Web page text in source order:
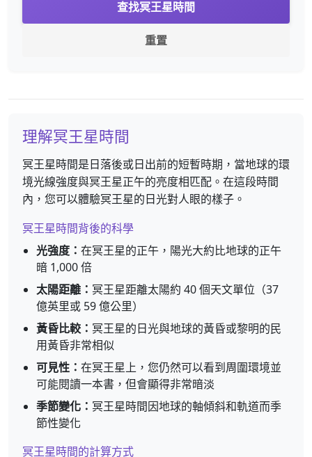
查找冥王星時間
重置
理解冥王星時間
冥王星時間是日落後或日出前的短暫時期，當地球的環
境光線強度與冥王星正午的亮度相匹配。在這段時間
內，您可以體驗冥王星的日光對人眼的樣子。
冥王星時間背後的科學
光強度： 在冥王星的正午，陽光大約比地球的正午
暗 1,000 倍
太陽距離： 冥王星距離太陽約 40 個天文單位（37
億英里或 59 億公里）
黃昏比較： 冥王星的日光與地球的黃昏或黎明的民
用黃昏非常相似
可見性： 在冥王星上，您仍然可以看到周圍環境並
可能閱讀一本書，但會顯得非常暗淡
季節變化： 冥王星時間因地球的軸傾斜和軌道而季
節性變化
冥王星時間的計算方式